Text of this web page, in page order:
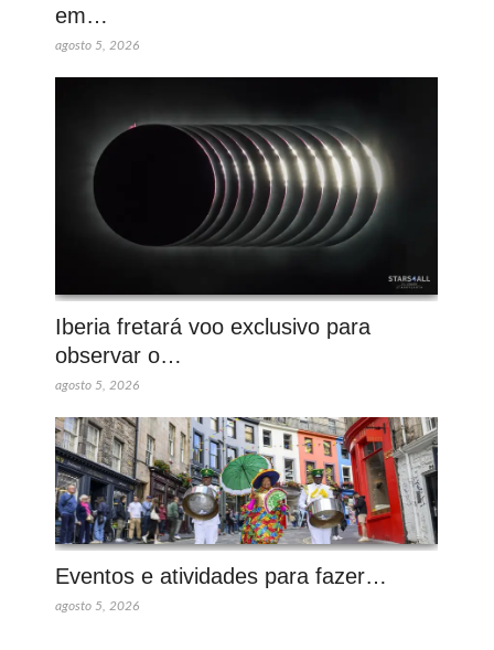
em…
agosto 5, 2026
Iberia fretará voo exclusivo para
observar o…
agosto 5, 2026
Eventos e atividades para fazer…
agosto 5, 2026